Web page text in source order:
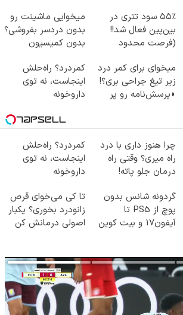
۵۵٪ سود تتری در
بین‌پین فعال شد!!
(فرصت محدود
میخوایی ماشینت رو
بدون دردسر بفروشی؟
بدون کمیسیون
میخوای برای کمر درد
زیر تیغ جراحی بری؟!
◗پرسش‌نامه رو پر
کمردرد؟ راه‌حلش
اینجاست، نه توی
داروخونه
چرا هنوز داری با درد
راه میری؟ وقتی راه
درمان جلو پاته!
کمردرد؟ راه‌حلش
اینجاست، نه توی
داروخونه
گردونه شانس بدون
پوچ از PS5 تا
آیفون17 و بیت کوین
تا کی می‌خوای قرص
زانودرد بخوری؟ یکبار
اصولی درمانش کن